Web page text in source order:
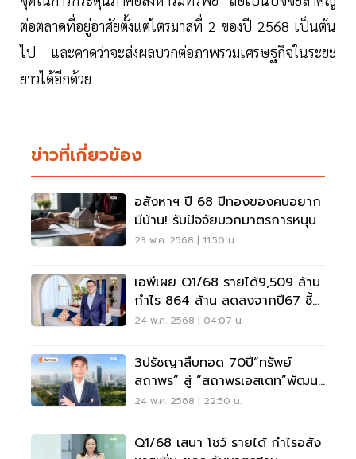
ต่อตลาดที่อยู่อาศัยตั้งแต่ไตรมาสที่ 2 ของปี 2568 เป็นต้น
ไป และคาดว่าจะส่งผลบวกต่อภาพรวมเศรษฐกิจในระยะ
ยาวได้อีกด้วย
ข่าวที่เกี่ยวข้อง
อสังหาฯ ปี 68 ปีทองของคนอยาก
มีบ้าน! รับปัจจัยบวกมาตรการหนุน
23 พ.ค. 2568 | 11:50 น.
เอพีเผย Q1/68 รายได้9,509 ล้าน
กำไร 864 ล้าน ลดลงจากปี67 ชี้
รักษาเสถียรภาพการเงินคือหัวใจ
24 พ.ค. 2568 | 04:07 น.
3ปรัชญาสืบทอด 70ปี“ทรัพย์
สถาพร” สู่ “สถาพรเอสเตท”พัฒนา
อสังหาฯเติบโตยั่งยืน
24 พ.ค. 2568 | 22:50 น.
Q1/68 เสนา โชว์ รายได้ กำไรอสัง